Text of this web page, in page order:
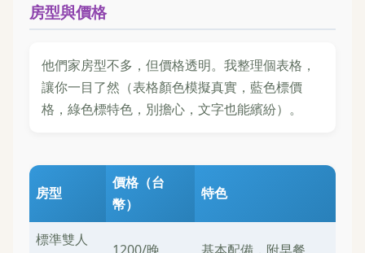
房型與價格
他們家房型不多，但價格透明。我整理個表格，
讓你一目了然（表格顏色模擬真實，藍色標價
格，綠色標特色，別擔心，文字也能繽紛）。
房型
價格（台
幣）
特色
標準雙人